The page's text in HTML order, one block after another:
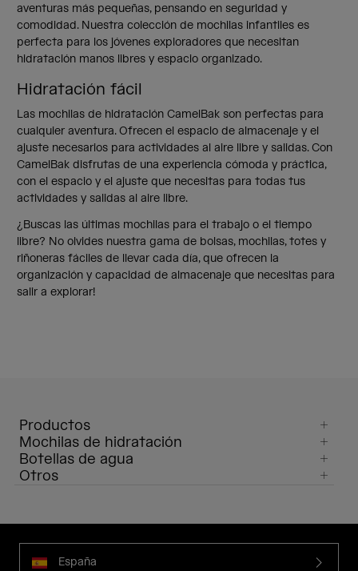
aventuras más pequeñas, pensando en seguridad y
comodidad. Nuestra colección de mochilas infantiles es
perfecta para los jóvenes exploradores que necesitan
hidratación manos libres y espacio organizado.
Hidratación fácil
Las mochilas de hidratación CamelBak son perfectas para
cualquier aventura. Ofrecen el espacio de almacenaje y el
ajuste necesarios para actividades al aire libre y salidas. Con
CamelBak disfrutas de una experiencia cómoda y práctica,
con el espacio y el ajuste que necesitas para todas tus
actividades y salidas al aire libre.
¿Buscas las últimas mochilas para el trabajo o el tiempo
libre? No olvides nuestra gama de bolsas, mochilas, totes y
riñoneras fáciles de llevar cada día, que ofrecen la
organización y capacidad de almacenaje que necesitas para
salir a explorar!
Productos
Mochilas de hidratación
Botellas de agua
Otros
España